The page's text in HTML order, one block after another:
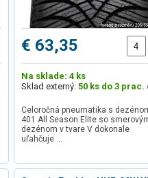
€ 63,35
Na sklade: 4 ks
Sklad externý: 50 ks do 3 prac.
Celoročná pneumatika s
401 All Season Elite so
dezénom v tvare V dokonale
uľahčuje …